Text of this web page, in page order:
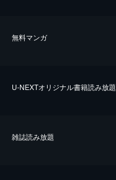
無料マンガ
U-NEXTオリジナル書籍読み放題
雑誌読み放題